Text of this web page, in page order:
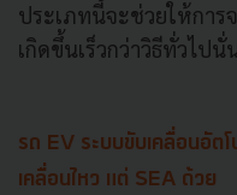
ประเภทนี้จะช่วยให้กา
เกิดขึ้นเร็วกว่าวิธีทั่วไปนั่
รถ EV ระบบขับเคลื่อนอัต
เคลื่อนไหว แต่ SEA ด้วย